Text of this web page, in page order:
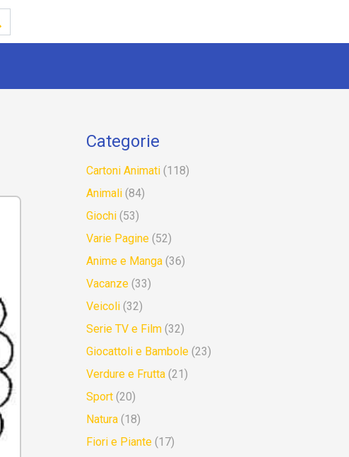
Categorie
Cartoni Animati (118)
Animali (84)
Giochi (53)
Varie Pagine (52)
Anime e Manga (36)
Vacanze (33)
Veicoli (32)
Serie TV e Film (32)
Giocattoli e Bambole (23)
Verdure e Frutta (21)
Sport (20)
Natura (18)
Fiori e Piante (17)